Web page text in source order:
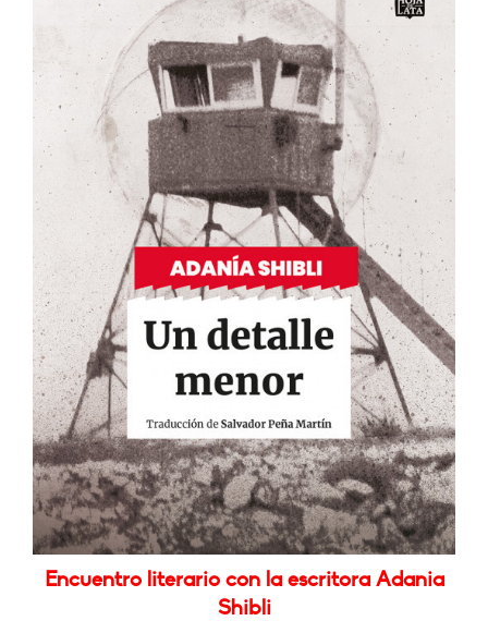
Encuentro literario con la escritora Adania
Shibli